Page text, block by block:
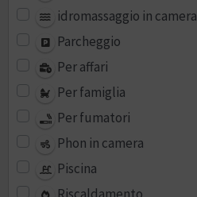
idromassaggio in camera
Parcheggio
Per affari
Per famiglia
Per fumatori
Phon in camera
Piscina